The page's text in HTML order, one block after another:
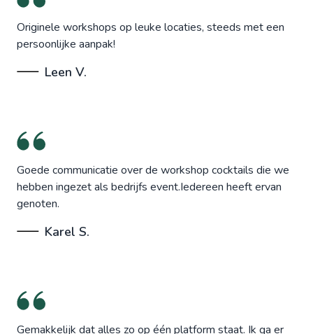
Originele workshops op leuke locaties, steeds met een
persoonlijke aanpak!
Leen V.
Goede communicatie over de workshop cocktails die we
hebben ingezet als bedrijfs event.Iedereen heeft ervan
genoten.
Karel S.
Gemakkelijk dat alles zo op één platform staat. Ik ga er